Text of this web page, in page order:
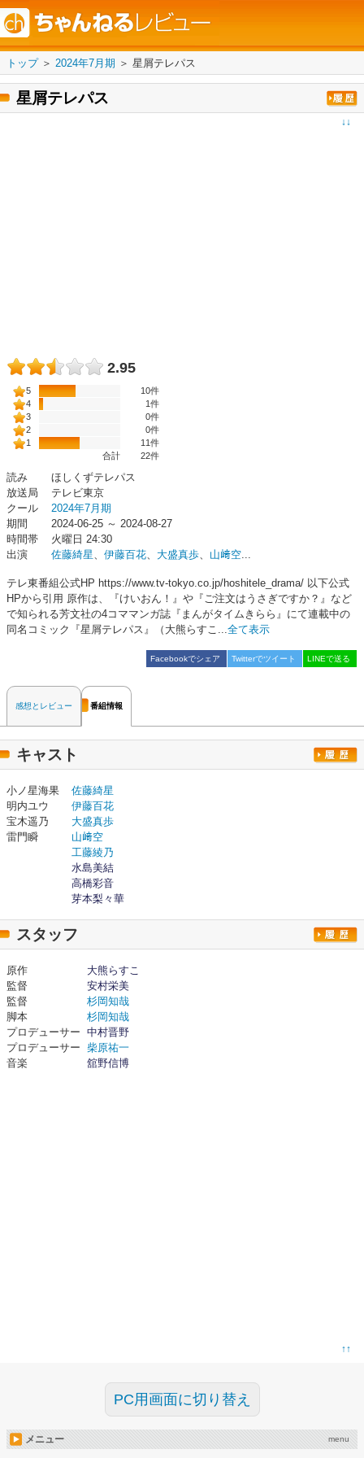
トップ＞ 2024年7月期 ＞ 星屑テレパス
星屑テレパス
↓↓
2.95
5
10件
4
1件
3
0件
2
0件
1
11件
合計
22件
読み
ほしくずテレパス
放送局
テレビ東京
クール
2024年7月期
期間
2024-06-25 ～ 2024-08-27
時間帯
火曜日 24:30
出演
佐藤綺星、 伊藤百花、 大盛真歩、 山﨑空...
テレ東番組公式HP https://www.tv-tokyo.co.jp/hoshitele_drama/ 以下公式
HPから引用 原作は、『けいおん！』や『ご注文はうさぎですか？』など
で知られる芳文社の4コママンガ誌『まんがタイムきらら』にて連載中の
同名コミック『星屑テレパス』（大熊らすこ...全て表示
Facebookでシェア Twitterでツイート LINEで送る
感想とレビュー 番組情報
キャスト
小ノ星海果
佐藤綺星
明内ユウ
伊藤百花
宝木遥乃
大盛真歩
雷門瞬
山﨑空
工藤綾乃
水島美結
高橋彩音
芽本梨々華
スタッフ
原作
大熊らすこ
監督
安村栄美
監督
杉岡知哉
脚本
杉岡知哉
プロデューサー 中村晋野
プロデューサー 柴原祐一
音楽
舘野信博
↑↑
PC用画面に切り替え
メニュー menu